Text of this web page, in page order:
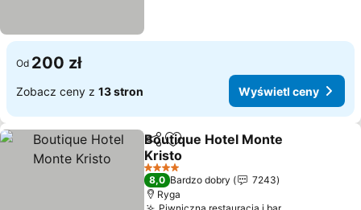
Od 200 zł
Zobacz ceny z 13 stron Wyświetl ceny
UdostępnijDodaj do ulubionych
Boutique Hotel Monte
Kristo
4 Kategoria
8,0 Bardzo dobry
7243
Ryga